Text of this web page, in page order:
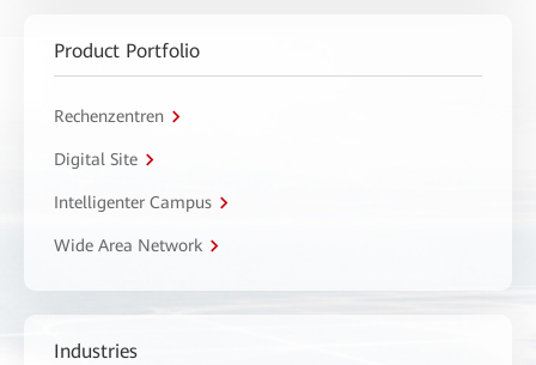
Product Portfolio
Rechenzentren
Digital Site
Intelligenter Campus
Wide Area Network
Industries